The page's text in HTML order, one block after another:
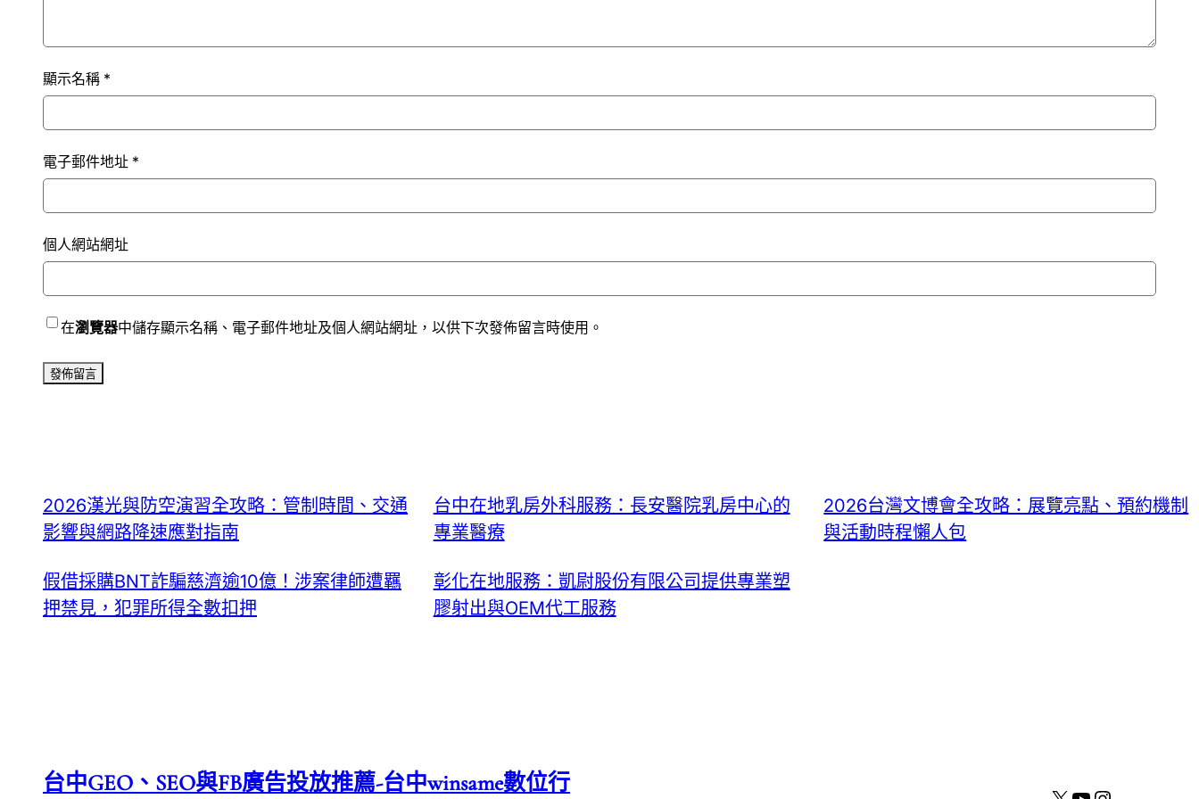
顯示名稱 *
電子郵件地址 *
個人網站網址
在瀏覽器中儲存顯示名稱、電子郵件地址及個人網站網址，以供下次發佈留言時使用。
2026漢光與防空演習全攻略：管制時間、交通
影響與網路降速應對指南
台中在地乳房外科服務：長安醫院乳房中心的
專業醫療
2026台灣文博會全攻略：展覽亮點、預約機制
與活動時程懶人包
假借採購BNT詐騙慈濟逾10億！涉案律師遭羈
押禁見，犯罪所得全數扣押
彰化在地服務：凱尉股份有限公司提供專業塑
膠射出與OEM代工服務
台中GEO、SEO與FB廣告投放推薦-台中winsame數位行